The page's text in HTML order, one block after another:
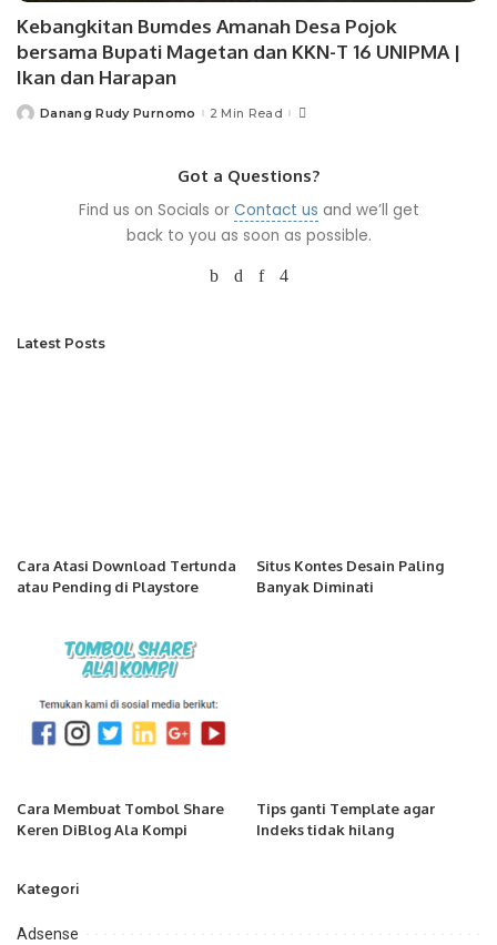
Kebangkitan Bumdes Amanah Desa Pojok
bersama Bupati Magetan dan KKN-T 16 UNIPMA |
Ikan dan Harapan
PostedDanang Rudy Purnomo 2 Min Read
Got a Questions?
Find us on Socials or Contact us and we’ll get
back to you as soon as possible.
Latest Posts
Cara Atasi Download Tertunda
atau Pending di Playstore
Situs Kontes Desain Paling
Banyak Diminati
Cara Membuat Tombol Share
Keren DiBlog Ala Kompi
Tips ganti Template agar
Indeks tidak hilang
Kategori
Adsense